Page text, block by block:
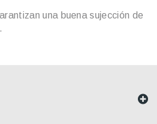
una buena sujección de